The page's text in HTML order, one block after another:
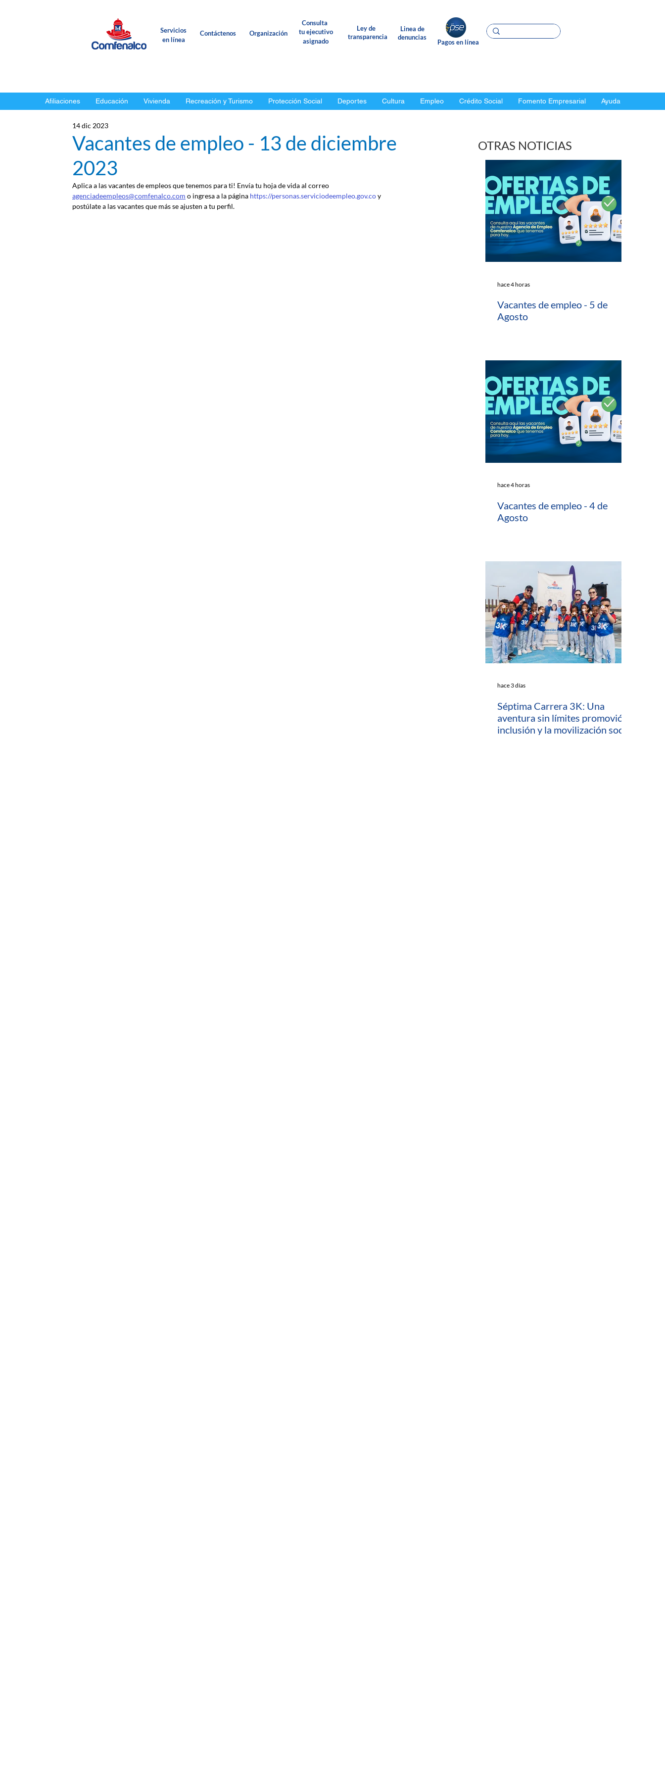
Servicios
en línea
Contáctenos Organización
Consulta
tu ejecutivo
asignado
Ley de
transparencia
Linea de
denuncias
Pagos en línea
Afiliaciones Educación Vivienda Recreación y Turismo Protección Social Deportes Cultura Empleo Crédito Social Fomento Empresarial Ayuda
Vacantes de empleo - 13 de diciembre
2023
14 dic 2023
Aplica a las vacantes de empleos que tenemos para ti! Envía tu hoja de vida al correo
agenciadeempleos@comfenalco.com o ingresa a la página https://personas.serviciodeempleo.gov.co y
postúlate a las vacantes que más se ajusten a tu perfil.
OTRAS NOTICIAS
Vacantes de empleo - 5 de
Agosto
hace 4 horas
Vacantes de empleo - 4 de
Agosto
hace 4 horas
Séptima Carrera 3K: Una
aventura sin límites promovió la
inclusión y la movilización social
hace 3 días